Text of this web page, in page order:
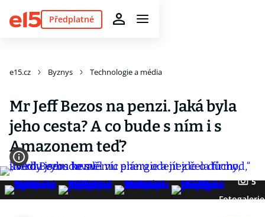
Předplatné
e15.cz Byznys Technologie a média
Mr Jeff Bezos na penzi. Jaká byla
jeho cesta? A co bude s ním i s
Amazonem teď?
5
Fotogalerie